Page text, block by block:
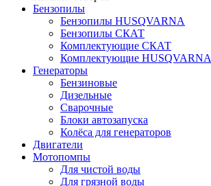
Бензопилы
Бензопилы HUSQVARNA
Бензопилы СКАТ
Комплектующие СКАТ
Комплектующие HUSQVARNA
Генераторы
Бензиновые
Дизельные
Сварочные
Блоки автозапуска
Колёса для генераторов
Двигатели
Мотопомпы
Для чистой воды
Для грязной воды